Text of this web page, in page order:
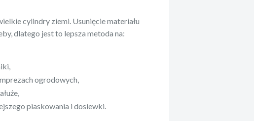
cylindry ziemi. Usunięcie materiału
dlatego jest to lepsza metoda na:
ogrodowych,
piaskowania i dosiewki.